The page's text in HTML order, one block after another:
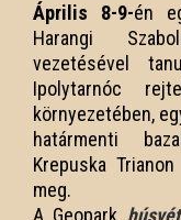
Április 8-9-én
Harangi
vezetésével
Ipolytarnóc
környezetében,
határmenti
Krepuska
meg.